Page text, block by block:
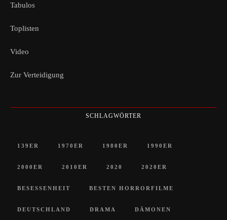
Tabulos
Toplisten
Video
Zur Verteidigung
SCHLAGWÖRTER
139ER 1970ER 1980ER 1990ER
2000ER 2010ER 2020 2020ER
BESESSENHEIT BESTEN HORRORFILME
DEUTSCHLAND DRAMA DÄMONEN